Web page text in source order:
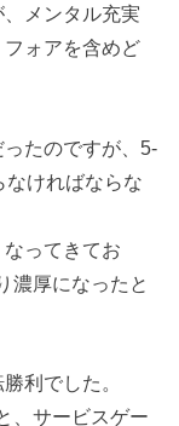
メンタル充実
ォアを含めど
たのですが、5-
なければならな
ってきてお
濃厚になったと
利でした。
、サービスゲー